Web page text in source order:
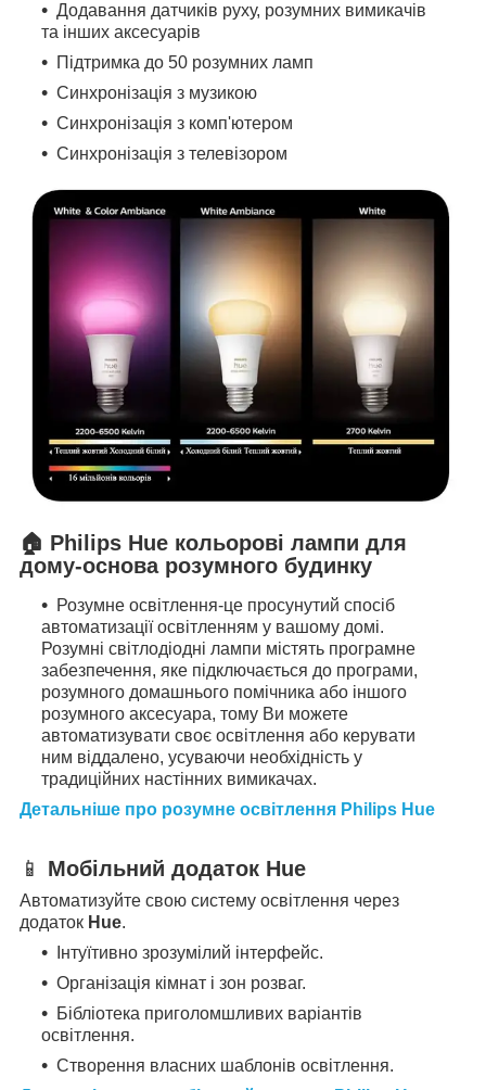
Додавання датчиків руху, розумних вимикачів
та інших аксесуарів
Підтримка до 50 розумних ламп
Синхронізація з музикою
Синхронізація з комп'ютером
Синхронізація з телевізором
🏠 Philips Hue кольорові лампи для
дому-основа розумного будинку
Розумне освітлення-це просунутий спосіб
автоматизації освітленням у вашому домі.
Розумні світлодіодні лампи містять програмне
забезпечення, яке підключається до програми,
розумного домашнього помічника або іншого
розумного аксесуара, тому Ви можете
автоматизувати своє освітлення або керувати
ним віддалено, усуваючи необхідність у
традиційних настінних вимикачах.
Детальніше про розумне освітлення Philips Hue
📱 Мобільний додаток Hue
Автоматизуйте свою систему освітлення через
додаток Hue.
Інтуїтивно зрозумілий інтерфейс.
Організація кімнат і зон розваг.
Бібліотека приголомшливих варіантів
освітлення.
Створення власних шаблонів освітлення.